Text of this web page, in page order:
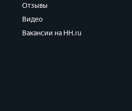
Отзывы
Видео
Вакансии на HH.ru